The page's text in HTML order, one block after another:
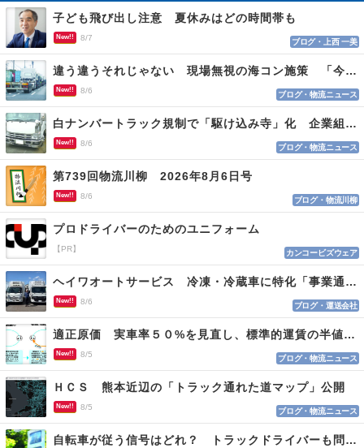
子ども飛び出し注意 夏休みはどの時間帯も
New!! 8/7 ブログ・上西 一美
違う違うそれじゃない 現場無視の海コン施策 「今でも平均２～３時間は待つ」
New!! 8/6 ブログ・物流ニュース
白ナンバートラック規制で「駆け込み寺」化 企業組合が入会基準を見直しへ
New!! 8/6 ブログ・物流ニュース
第739回物流川柳 2026年8月6日号
New!! 8/6 ブログ・物流川柳
プロドライバーのためのユニフォーム
【PR】 カンコービズウェア
ヘイワオートサービス 冷凍・冷蔵車に特化「事業通じ貢献目指す」
New!! 8/6 ブログ・運送会社
適正原価 実車率５０%を見直し、標準的運賃の半値の恐れも
New!! 8/5 ブログ・物流ニュース
ＨＣＳ 熊本近辺の「トラック通れた道マップ」公開
New!! 8/5 ブログ・物流ニュース
自転車が従う信号はどれ？ トラックドライバーも問われる認識